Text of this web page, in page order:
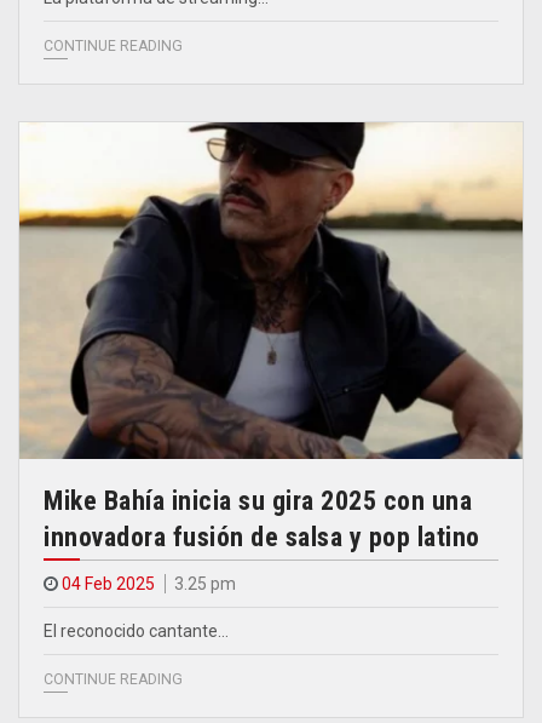
CONTINUE READING
Mike Bahía inicia su gira 2025 con una
innovadora fusión de salsa y pop latino
04 Feb 2025 3.25 pm
El reconocido cantante…
CONTINUE READING